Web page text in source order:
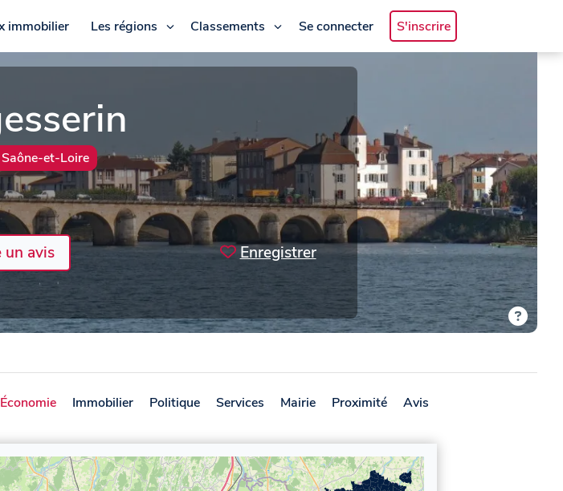
immobilier Les régions Classements Se connecter S'inscrire
et-Loire
un avis Enregistrer
Économie Immobilier Politique Services Mairie Proximité Avis